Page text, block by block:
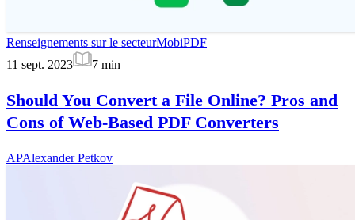
Renseignements sur le secteurMobiPDF
11 sept. 2023
7 min
Should You Convert a File Online? Pros and
Cons of Web-Based PDF Converters
APAlexander Petkov